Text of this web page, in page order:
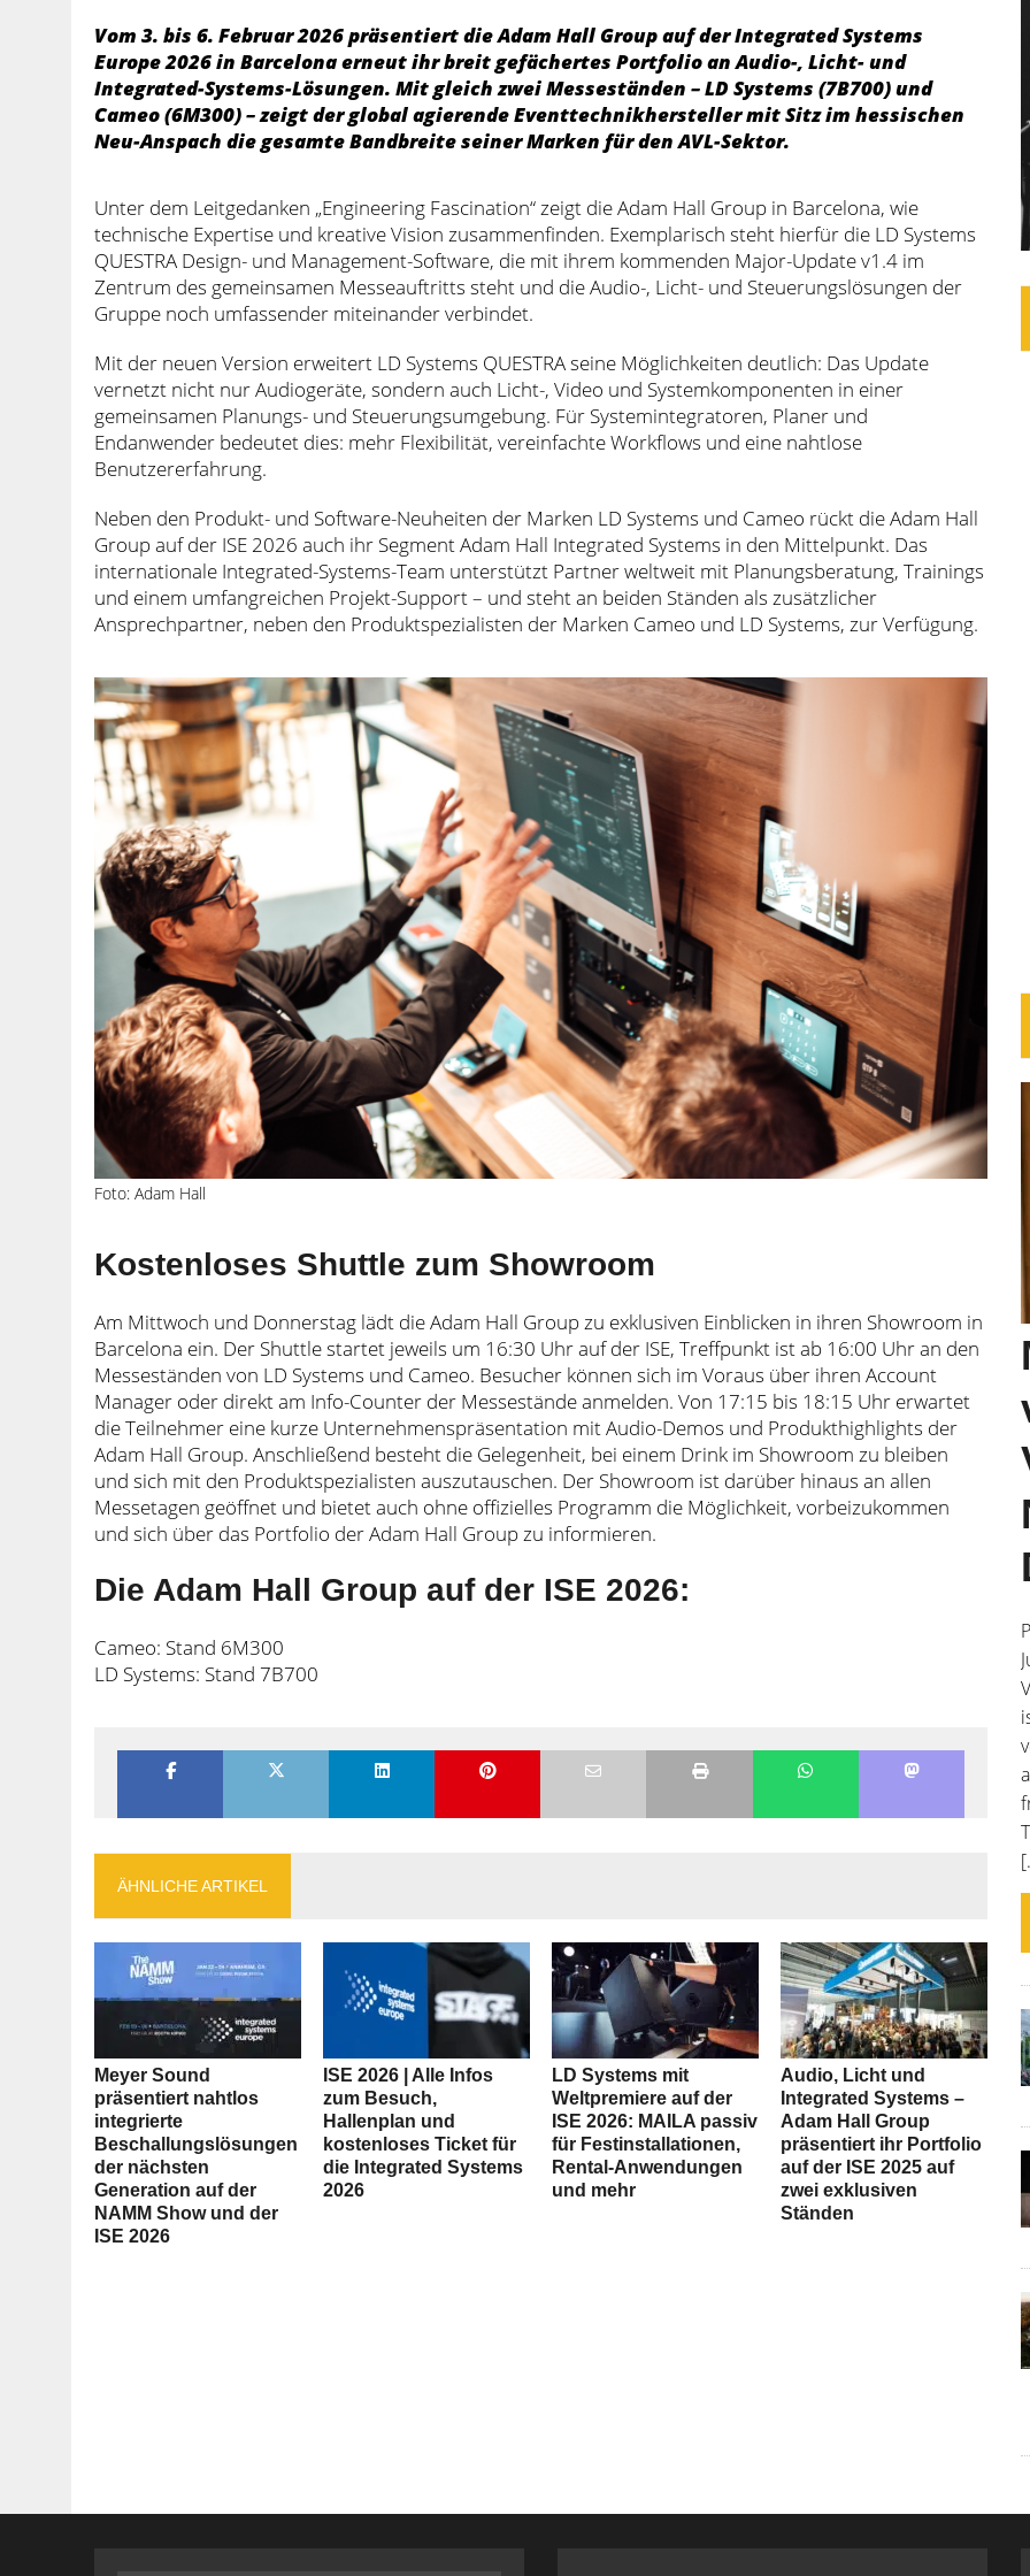
Vom 3. bis 6. Februar 2026 präsentiert die Adam Hall Group auf der Integrated Systems
Europe 2026 in Barcelona erneut ihr breit gefächertes Portfolio an Audio-, Licht- und
Integrated-Systems-Lösungen. Mit gleich zwei Messeständen – LD Systems (7B700) und
Cameo (6M300) – zeigt der global agierende Eventtechnikhersteller mit Sitz im hessischen
Neu-Anspach die gesamte Bandbreite seiner Marken für den AVL-Sektor.
Unter dem Leitgedanken „Engineering Fascination“ zeigt die Adam Hall Group in Barcelona, wie
technische Expertise und kreative Vision zusammenfinden. Exemplarisch steht hierfür die LD Systems
QUESTRA Design- und Management-Software, die mit ihrem kommenden Major-Update v1.4 im
Zentrum des gemeinsamen Messeauftritts steht und die Audio-, Licht- und Steuerungslösungen der
Gruppe noch umfassender miteinander verbindet.
Mit der neuen Version erweitert LD Systems QUESTRA seine Möglichkeiten deutlich: Das Update
vernetzt nicht nur Audiogeräte, sondern auch Licht-, Video und Systemkomponenten in einer
gemeinsamen Planungs- und Steuerungsumgebung. Für Systemintegratoren, Planer und
Endanwender bedeutet dies: mehr Flexibilität, vereinfachte Workflows und eine nahtlose
Benutzererfahrung.
Neben den Produkt- und Software-Neuheiten der Marken LD Systems und Cameo rückt die Adam Hall
Group auf der ISE 2026 auch ihr Segment Adam Hall Integrated Systems in den Mittelpunkt. Das
internationale Integrated-Systems-Team unterstützt Partner weltweit mit Planungsberatung, Trainings
und einem umfangreichen Projekt-Support – und steht an beiden Ständen als zusätzlicher
Ansprechpartner, neben den Produktspezialisten der Marken Cameo und LD Systems, zur Verfügung.
Foto: Adam Hall
Kostenloses Shuttle zum Showroom
Am Mittwoch und Donnerstag lädt die Adam Hall Group zu exklusiven Einblicken in ihren Showroom in
Barcelona ein. Der Shuttle startet jeweils um 16:30 Uhr auf der ISE, Treffpunkt ist ab 16:00 Uhr an den
Messeständen von LD Systems und Cameo. Besucher können sich im Voraus über ihren Account
Manager oder direkt am Info-Counter der Messestände anmelden. Von 17:15 bis 18:15 Uhr erwartet
die Teilnehmer eine kurze Unternehmenspräsentation mit Audio-Demos und Produkthighlights der
Adam Hall Group. Anschließend besteht die Gelegenheit, bei einem Drink im Showroom zu bleiben
und sich mit den Produktspezialisten auszutauschen. Der Showroom ist darüber hinaus an allen
Messetagen geöffnet und bietet auch ohne offizielles Programm die Möglichkeit, vorbeizukommen
und sich über das Portfolio der Adam Hall Group zu informieren.
Die Adam Hall Group auf der ISE 2026:
Cameo: Stand 6M300
LD Systems: Stand 7B700
ÄHNLICHE ARTIKEL
Meyer Sound
präsentiert nahtlos
integrierte
Beschallungslösungen
der nächsten
Generation auf der
NAMM Show und der
ISE 2026
ISE 2026 | Alle Infos
zum Besuch,
Hallenplan und
kostenloses Ticket für
die Integrated Systems
2026
LD Systems mit
Weltpremiere auf der
ISE 2026: MAILA passiv
für Festinstallationen,
Rental-Anwendungen
und mehr
Audio, Licht und
Integrated Systems –
Adam Hall Group
präsentiert ihr Portfolio
auf der ISE 2025 auf
zwei exklusiven
Ständen